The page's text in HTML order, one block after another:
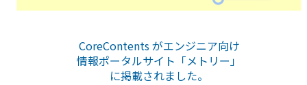
CoreContents がエンジニア向け
情報ポータルサイト「メトリー」
に掲載されました。